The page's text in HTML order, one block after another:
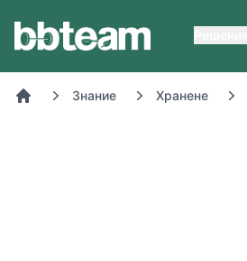
Знание Хранене